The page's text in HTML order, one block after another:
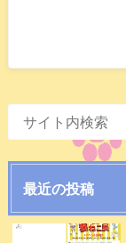
最近の投稿